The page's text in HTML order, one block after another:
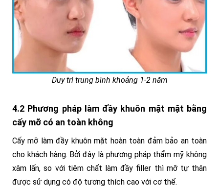
Duy trì trung bình khoảng 1-2 năm
4.2 Phương pháp làm đầy khuôn mặt mặt bằng
cấy mỡ có an toàn không
Cấy mỡ làm đầy khuôn mặt hoàn toàn đảm bảo an toàn
cho khách hàng. Bởi đây là phương pháp thẩm mỹ không
xâm lấn, so với tiêm chất làm đầy filler thì mỡ tự thân
được sử dụng có độ tương thích cao với cơ thể.